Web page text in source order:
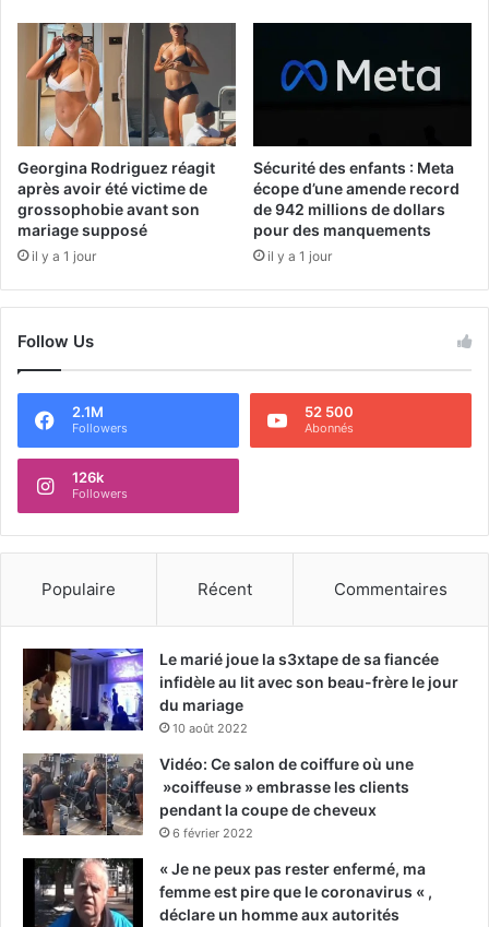
Georgina Rodriguez réagit
après avoir été victime de
grossophobie avant son
mariage supposé
il y a 1 jour
Sécurité des enfants : Meta
écope d’une amende record
de 942 millions de dollars
pour des manquements
il y a 1 jour
Follow Us
2.1M
Followers
52 500
Abonnés
126k
Followers
Populaire Récent Commentaires
Le marié joue la s3xtape de sa fiancée
infidèle au lit avec son beau-frère le jour
du mariage
10 août 2022
Vidéo: Ce salon de coiffure où une
»coiffeuse » embrasse les clients
pendant la coupe de cheveux
6 février 2022
« Je ne peux pas rester enfermé, ma
femme est pire que le coronavirus « ,
déclare un homme aux autorités